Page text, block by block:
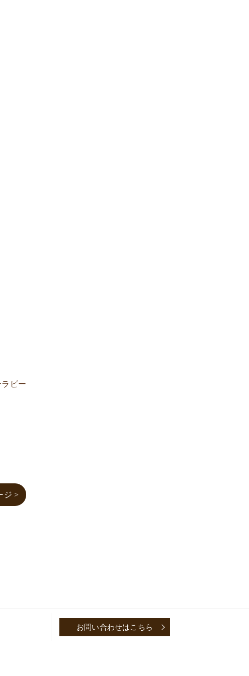
ピー
ジ >
お問い合わせはこちら